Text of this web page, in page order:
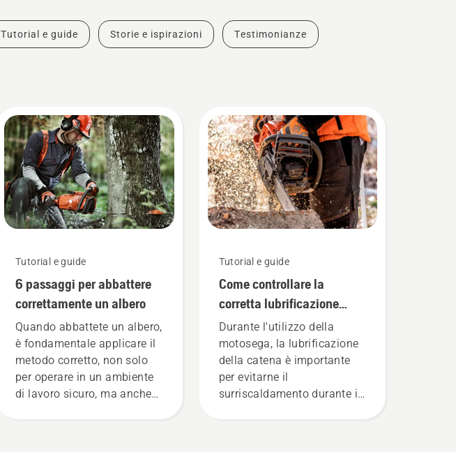
Tutorial e guide Storie e ispirazioni Testimonianze
Tutorial e guide
6 passaggi per abbattere
correttamente un albero
Quando abbattete un albero,
è fondamentale applicare il
metodo corretto, non solo
per operare in un ambiente
di lavoro sicuro, ma anche
Tutorial e guide
Come controllare la
corretta lubrificazione
della catena sulla
motosega
Durante l'utilizzo della
motosega, la lubrificazione
della catena è importante
per evitarne il
surriscaldamento durante il